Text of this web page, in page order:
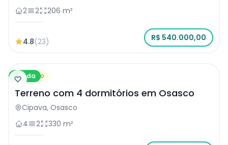
2
2 206 m²
4.8(23) R$ 540.000,00
Venda
Terreno
Terreno com 4 dormitórios em Osasco
Cipava, Osasco
4
2 330 m²